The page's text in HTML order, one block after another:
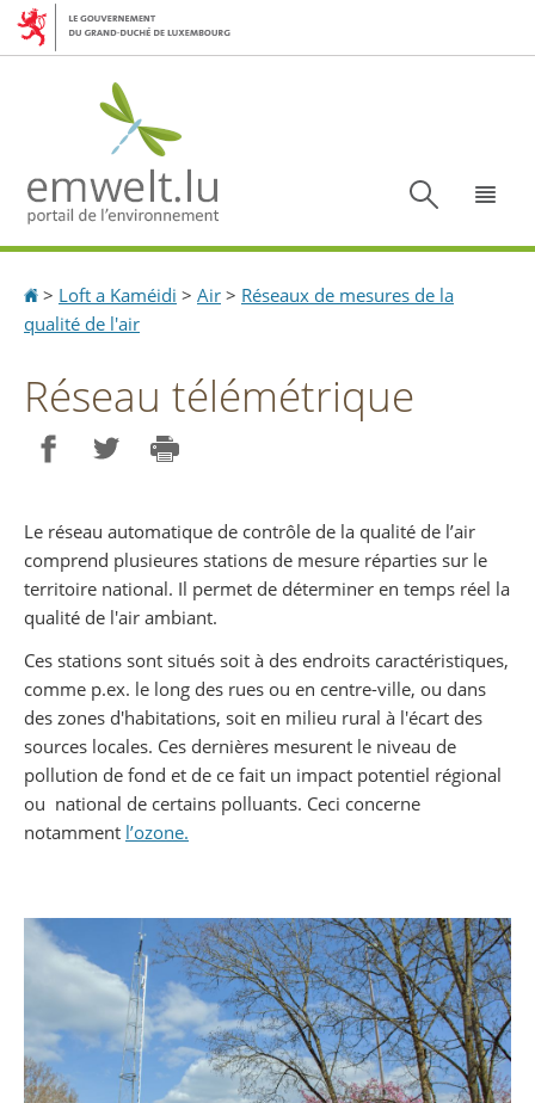
Aller
Aller
Accueil
> Loft a Kaméidi > Air > Réseaux de mesures de la
qualité de l'air
Réseau télémétrique
Le réseau automatique de contrôle de la qualité de l’air
comprend plusieures stations de mesure réparties sur le
territoire national. Il permet de déterminer en temps réel la
qualité de l'air ambiant.
Ces stations sont situés soit à des endroits caractéristiques,
comme p.ex. le long des rues ou en centre-ville, ou dans
des zones d'habitations, soit en milieu rural à l'écart des
sources locales. Ces dernières mesurent le niveau de
pollution de fond et de ce fait un impact potentiel régional
ou national de certains polluants. Ceci concerne
notamment l’ozone.